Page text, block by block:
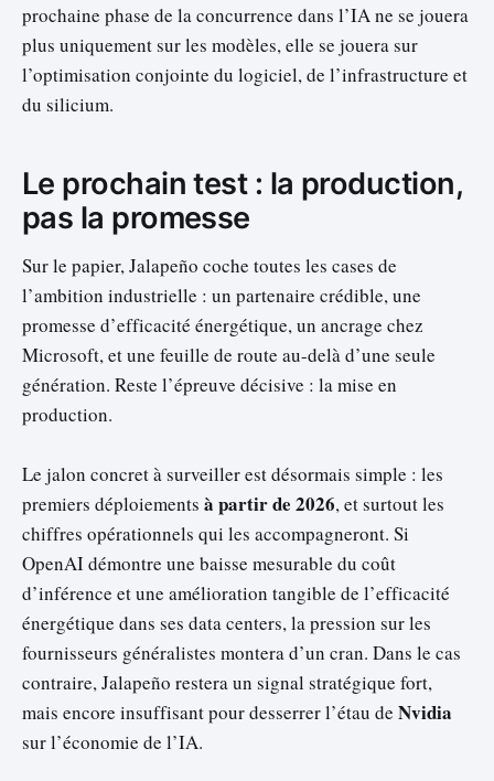
prochaine phase de la concurrence dans l’IA ne se jouera
plus uniquement sur les modèles, elle se jouera sur
l’optimisation conjointe du logiciel, de l’infrastructure et
du silicium.
Le prochain test : la production,
pas la promesse
Sur le papier, Jalapeño coche toutes les cases de
l’ambition industrielle : un partenaire crédible, une
promesse d’efficacité énergétique, un ancrage chez
Microsoft, et une feuille de route au-delà d’une seule
génération. Reste l’épreuve décisive : la mise en
production.
Le jalon concret à surveiller est désormais simple : les
premiers déploiements à partir de 2026, et surtout les
chiffres opérationnels qui les accompagneront. Si
OpenAI démontre une baisse mesurable du coût
d’inférence et une amélioration tangible de l’efficacité
énergétique dans ses data centers, la pression sur les
fournisseurs généralistes montera d’un cran. Dans le cas
contraire, Jalapeño restera un signal stratégique fort,
mais encore insuffisant pour desserrer l’étau de Nvidia
sur l’économie de l’IA.